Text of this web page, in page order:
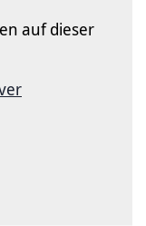
auf dieser